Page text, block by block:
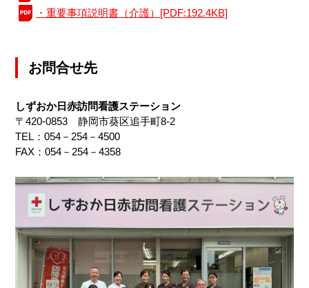
・重要事項説明書（介護）[PDF:192.4KB]
お問合せ先
しずおか日赤訪問看護ステーション
〒420-0853 静岡市葵区追手町8-2
TEL：054－254－4500
FAX：054－254－4358